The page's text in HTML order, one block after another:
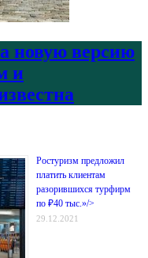
новую версию
и
Ростуризм предложил
платить клиентам
разорившихся турфирм
по ₽40 тыс.»/>
29.12.2021